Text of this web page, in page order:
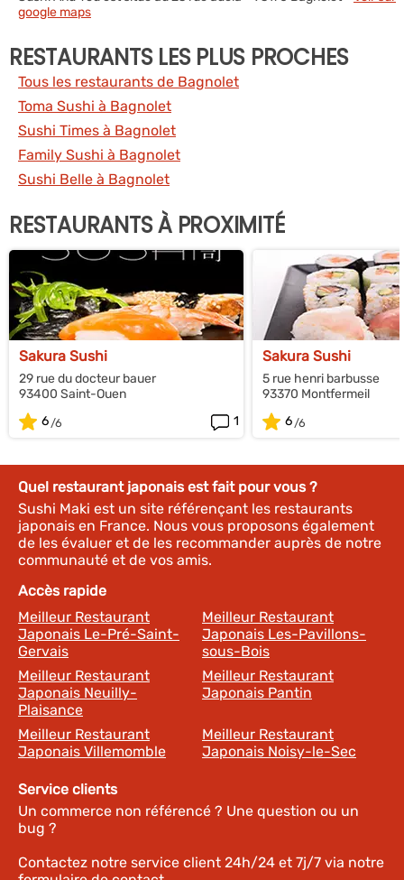
google maps
RESTAURANTS LES PLUS PROCHES
Tous les restaurants de Bagnolet
Toma Sushi à Bagnolet
Sushi Times à Bagnolet
Family Sushi à Bagnolet
Sushi Belle à Bagnolet
RESTAURANTS À PROXIMITÉ
Sakura Sushi
29 rue du docteur bauer
93400 Saint-Ouen
6
1
Sakura Sushi
5 rue henri barbusse
93370 Montfermeil
6
Quel restaurant japonais est fait pour vous ?
Sushi Maki est un site référençant les restaurants
japonais en France. Nous vous proposons également
de les évaluer et de les recommander auprès de notre
communauté et de vos amis.
Accès rapide
Meilleur Restaurant
Japonais Le-Pré-Saint-
Gervais
Meilleur Restaurant
Japonais Les-Pavillons-
sous-Bois
Meilleur Restaurant
Japonais Neuilly-
Plaisance
Meilleur Restaurant
Japonais Pantin
Meilleur Restaurant
Japonais Villemomble
Meilleur Restaurant
Japonais Noisy-le-Sec
Service clients
Un commerce non référencé ? Une question ou un
bug ?
Contactez notre service client 24h/24 et 7j/7 via notre